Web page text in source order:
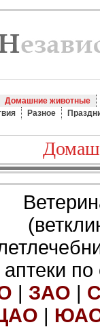
Домашние животные
Разное
аптеки
| ЗАО |
|